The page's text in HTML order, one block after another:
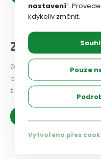
Zajišťovací fond
péče ČR = pomoc
životních situacích.
nastavení“.
kdykoliv změnit.
Pouze
Vytvořeno přes